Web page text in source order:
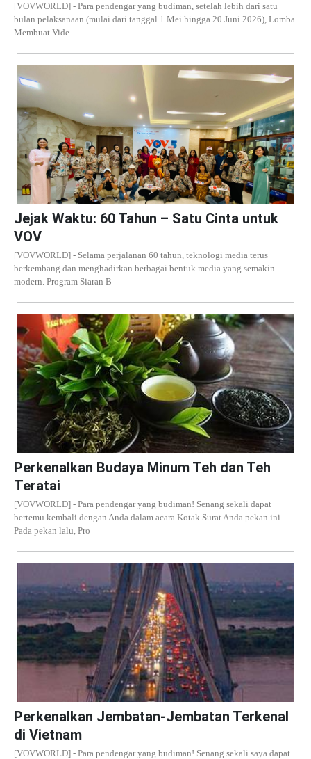
[VOVWORLD] - Para pendengar yang budiman, setelah lebih dari satu
bulan pelaksanaan (mulai dari tanggal 1 Mei hingga 20 Juni 2026), Lomba
Membuat Vide
Jejak Waktu: 60 Tahun – Satu Cinta untuk
VOV
[VOVWORLD] - Selama perjalanan 60 tahun, teknologi media terus
berkembang dan menghadirkan berbagai bentuk media yang semakin
modern. Program Siaran B
Perkenalkan Budaya Minum Teh dan Teh
Teratai
[VOVWORLD] - Para pendengar yang budiman! Senang sekali dapat
bertemu kembali dengan Anda dalam acara Kotak Surat Anda pekan ini.
Pada pekan lalu, Pro
Perkenalkan Jembatan-Jembatan Terkenal
di Vietnam
[VOVWORLD] - Para pendengar yang budiman! Senang sekali saya dapat